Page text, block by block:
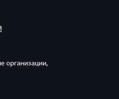
организации,